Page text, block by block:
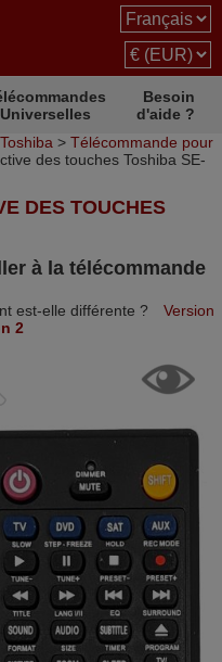
Universelles
Besoin
d'aide ?
> Télécommande pour
des touches Toshiba SE-
DES TOUCHES
à la télécommande
est-elle différente ?
Version
2